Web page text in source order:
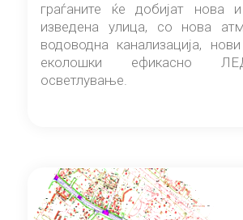
граѓаните ќе добијат нова
изведена улица, со нова
водоводна канализација,
еколошки ефикасно
осветлување.